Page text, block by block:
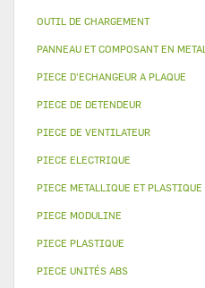
OUTIL DE CHARGEMENT
PANNEAU ET COMPOSANT EN METAL
PIECE D'ECHANGEUR A PLAQUE
PIECE DE DETENDEUR
PIECE DE VENTILATEUR
PIECE ELECTRIQUE
PIECE METALLIQUE ET PLASTIQUE
PIECE MODULINE
PIECE PLASTIQUE
PIECE UNITÉS ABS